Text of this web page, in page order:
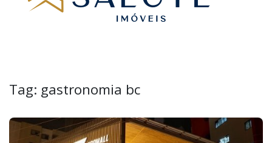
Tag: gastronomia bc